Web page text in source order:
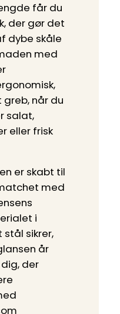
får du
der gør det
dybe skåle
med
greb, når du
salat,
eller frisk
er skabt til
med
i
sikrer,
år
der